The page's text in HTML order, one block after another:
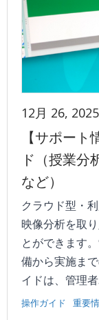
12月 26, 2025
【サポー
ド（授業分
など）
クラウド型・
映像分析を取
とができます
備から実施ま
イドは、管理
操作ガイド 重要